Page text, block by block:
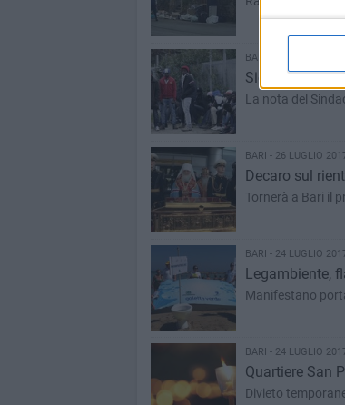
BARI - 26 LUGLIO 2017
Sicurezza low
La nota del
BARI - 26 LUGLIO
Decaro sul
Tornerà a Bari il
BARI - 24 LUGLIO
Legambiente,
Manifestano
BARI - 24 LUGLIO
Quartiere San
Divieto